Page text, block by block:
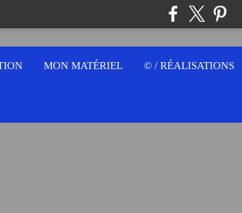
MON MATÉRIEL © / RÉALISATIONS